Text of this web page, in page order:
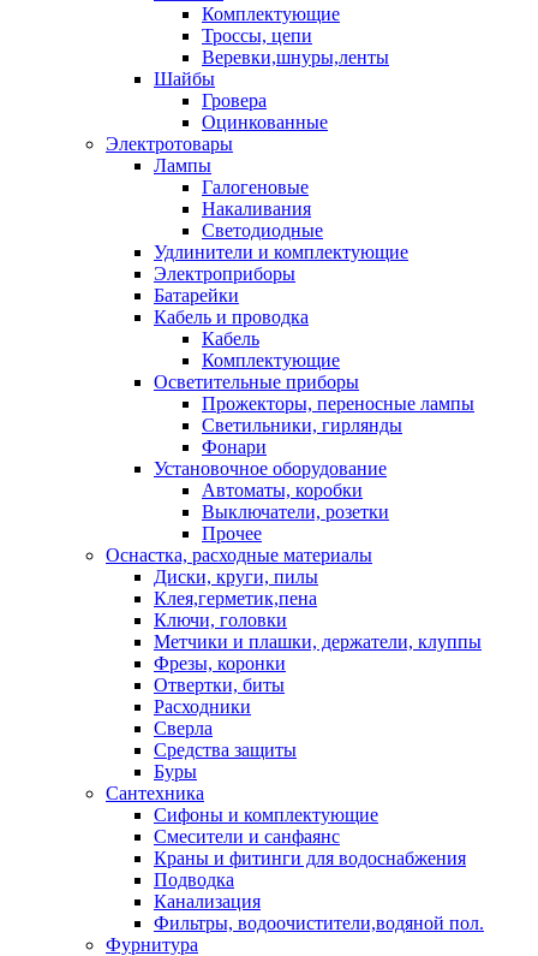
Комплектующие
Троссы, цепи
Веревки,шнуры,ленты
Шайбы
Гровера
Оцинкованные
Электротовары
Лампы
Галогеновые
Накаливания
Светодиодные
Удлинители и комплектующие
Электроприборы
Батарейки
Кабель и проводка
Кабель
Комплектующие
Осветительные приборы
Прожекторы, переносные лампы
Светильники, гирлянды
Фонари
Установочное оборудование
Автоматы, коробки
Выключатели, розетки
Прочее
Оснастка, расходные материалы
Диски, круги, пилы
Клея,герметик,пена
Ключи, головки
Метчики и плашки, держатели, клуппы
Фрезы, коронки
Отвертки, биты
Расходники
Сверла
Средства защиты
Буры
Сантехника
Сифоны и комплектующие
Смесители и санфаянс
Краны и фитинги для водоснабжения
Подводка
Канализация
Фильтры, водоочистители,водяной пол.
Фурнитура